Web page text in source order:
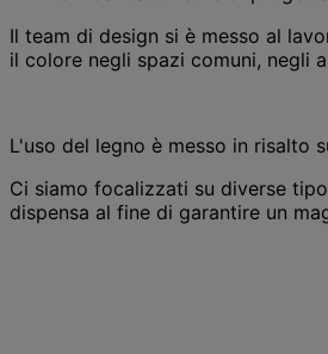
Il team di design si è messo al
il colore negli spazi comuni, negli
L'uso del legno è messo in risalto
Ci siamo focalizzati su diverse
dispensa al fine di garantire un